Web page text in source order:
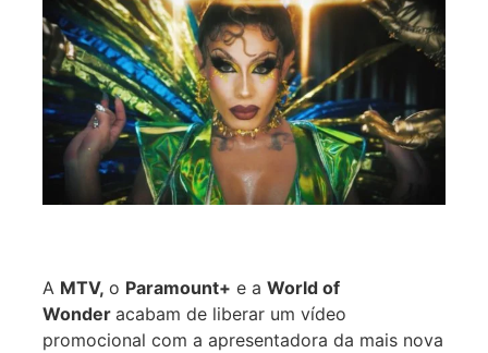
A MTV,o Paramount+ e aWorld of
Wonderacabam de liberar um vídeo
promocional com a apresentadora da mais nova